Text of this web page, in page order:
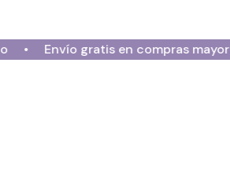
Envío gratis en compras mayores a